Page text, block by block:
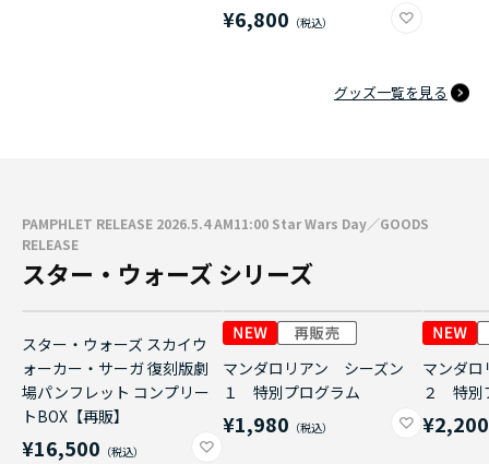
¥6,800
グッズ一覧を見る
PAMPHLET RELEASE 2026.5.4 AM11:00 Star Wars Day／GOODS
RELEASE
スター・ウォーズ シリーズ
スター・ウォーズ スカイウ
ォーカー・サーガ 復刻版劇
場パンフレット コンプリー
トBOX【再販】
¥16,500
マンダロリアン シーズン
１ 特別プログラム
¥1,980
マンダ
２ 特別
¥2,200